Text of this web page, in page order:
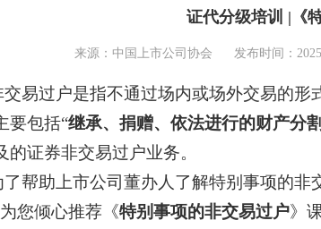
证代分级培训 |《
来源：中国上市公司协会 发布时间：
交易过户是指不通过场内或场外交易的
要包括“继承、捐赠、依法进行的财产分
的证券非交易过户业务。
了帮助上市公司董办人了解特别事项的非
您倾心推荐《特别事项的非交易过户》